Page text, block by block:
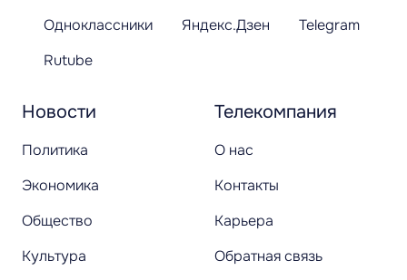
Новости
Политика
Экономика
Общество
Культура
Телекомпания
О нас
Контакты
Карьера
Обратная связь
Одноклассники
Яндекс.Дзен
Telegram
Rutube